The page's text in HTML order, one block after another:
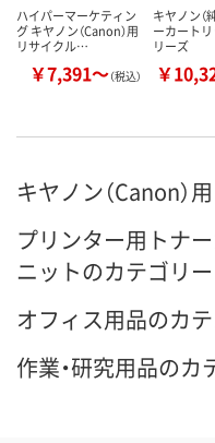
ハイパーマーケティン
グ キヤノン（Canon）用
リサイクル…
￥7,391～（税込）
キヤノン（
ーカート
リーズ
￥
キヤノン（Canon）
プリンター用トナ
ニットのカテゴリー
オフィス用品のカ
作業・研究用品のカ